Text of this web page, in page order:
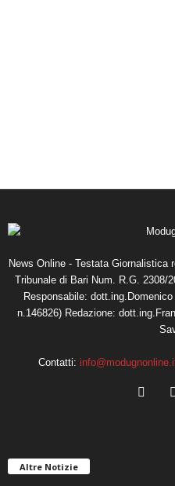
News Online - Testata Giornalistica
Tribunale di Bari Num. R.G. 2308/
Responsabile:
n.146826) Redazione:
Contatti:
Altre Notizie